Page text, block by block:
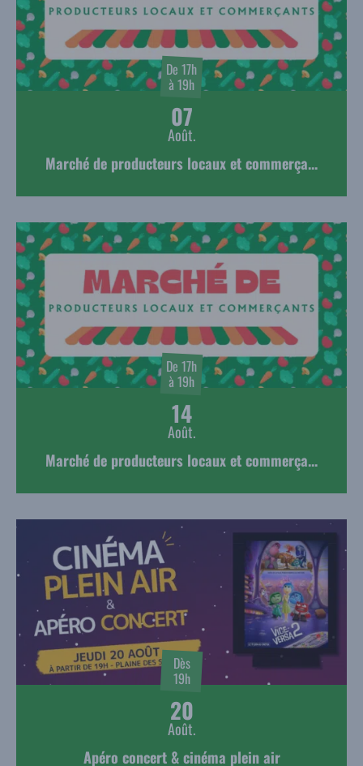
07
Août.
De 17h
à 19h
Marché de producteurs locaux et commerça...
14
Août.
De 17h
à 19h
Marché de producteurs locaux et commerça...
20
Août.
Dès
19h
Apéro concert & cinéma plein air